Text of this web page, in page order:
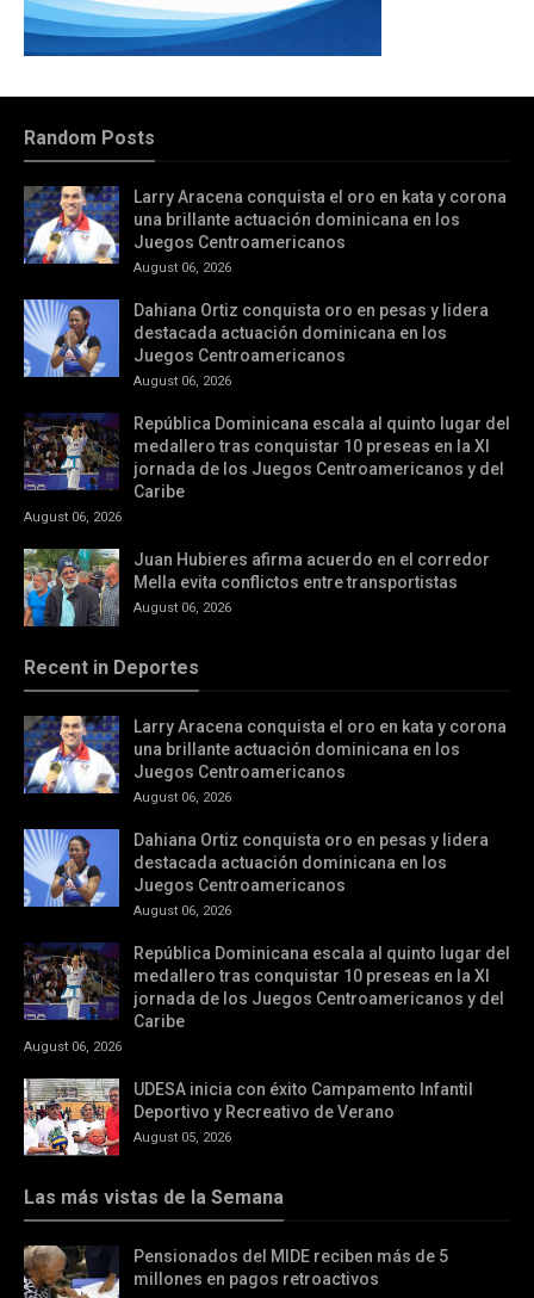
Random Posts
Larry Aracena conquista el oro en kata y corona
una brillante actuación dominicana en los
Juegos Centroamericanos
August 06, 2026
Dahiana Ortiz conquista oro en pesas y lidera
destacada actuación dominicana en los
Juegos Centroamericanos
August 06, 2026
República Dominicana escala al quinto lugar del
medallero tras conquistar 10 preseas en la XI
jornada de los Juegos Centroamericanos y del
Caribe
August 06, 2026
Juan Hubieres afirma acuerdo en el corredor
Mella evita conflictos entre transportistas
August 06, 2026
Recent in Deportes
Larry Aracena conquista el oro en kata y corona
una brillante actuación dominicana en los
Juegos Centroamericanos
August 06, 2026
Dahiana Ortiz conquista oro en pesas y lidera
destacada actuación dominicana en los
Juegos Centroamericanos
August 06, 2026
República Dominicana escala al quinto lugar del
medallero tras conquistar 10 preseas en la XI
jornada de los Juegos Centroamericanos y del
Caribe
August 06, 2026
UDESA inicia con éxito Campamento Infantil
Deportivo y Recreativo de Verano
August 05, 2026
Las más vistas de la Semana
Pensionados del MIDE reciben más de 5
millones en pagos retroactivos